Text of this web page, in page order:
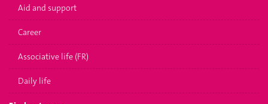
Aid and support
Career
Associative life (FR)
Daily life